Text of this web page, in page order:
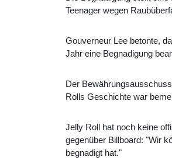
Teenager wegen
Gouverneur Lee betonte,
Jahr eine Begnadigung
Der
Rolls Geschichte war
Jelly Roll hat noch keine
gegenüber Billboard: "Wir
begnadigt hat."